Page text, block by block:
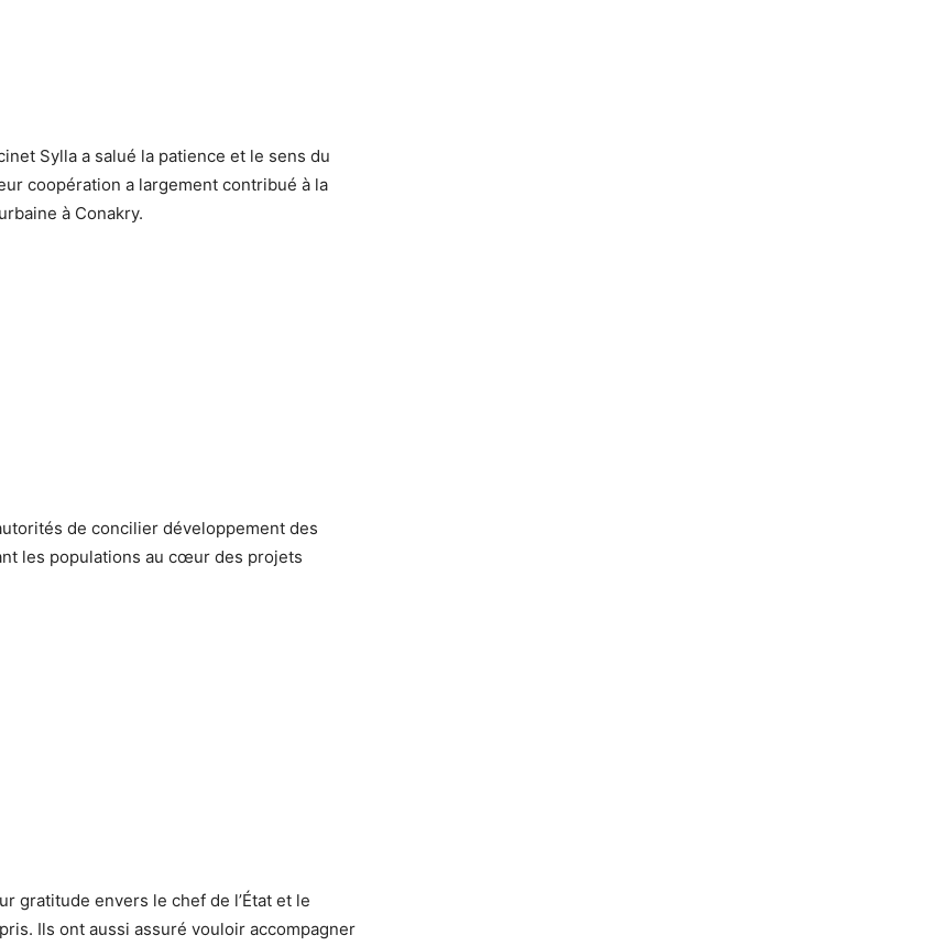
Sylla a salué la patience et le sens du
coopération a largement contribué à la
à Conakry.
de concilier développement des
les populations au cœur des projets
gratitude envers le chef de l’État et le
Ils ont aussi assuré vouloir accompagner